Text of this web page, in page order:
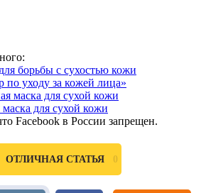
борьбы с сухостью кожи
уходу за кожей лица»
маска для сухой кожи
для сухой кожи
Facebook в России запрещен.
ОТЛИЧНАЯ СТАТЬЯ 0